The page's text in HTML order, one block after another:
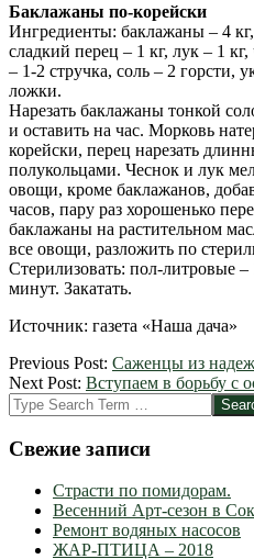
Баклажаны по-корейски
Ингредиенты: баклажаны – 4
сладкий перец – 1 кг, лук – 1
– 1-2 стручка, соль – 2 горсти,
ложки.
Нарезать баклажаны тонкой
и оставить на час. Морковь
корейски, перец нарезать
полукольцами. Чеснок и лук
овощи, кроме баклажанов,
часов, пару раз хорошенько
баклажаны на растительном
все овощи, разложить по
Стерилизовать: пол-литровые
минут. Закатать.
Источник: газета «Наша дача»
2012-
09-
17
Previous Post: Саженцы из
Next Post: Вступаем в борьбу с
Search
Свежие записи
Страсти по помидорам.
Весенний Арт-сезон в
Ремонт водяных насосов
ЖАР-ПТИЦА – 2018